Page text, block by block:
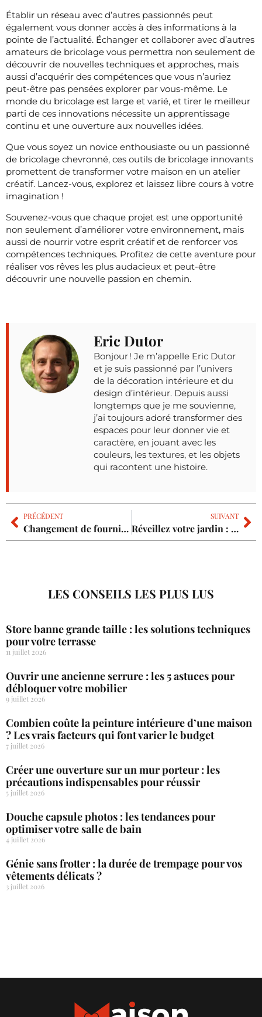
Établir un réseau avec d’autres passionnés peut
également vous donner accès à des informations à la
pointe de l’actualité. Échanger et collaborer avec d’autres
amateurs de bricolage vous permettra non seulement de
découvrir de nouvelles techniques et approches, mais
aussi d’acquérir des compétences que vous n’auriez
peut-être pas pensées explorer par vous-même. Le
monde du bricolage est large et varié, et tirer le meilleur
parti de ces innovations nécessite un apprentissage
continu et une ouverture aux nouvelles idées.
Que vous soyez un novice enthousiaste ou un passionné
de bricolage chevronné, ces outils de bricolage innovants
promettent de transformer votre maison en un atelier
créatif. Lancez-vous, explorez et laissez libre cours à votre
imagination !
Souvenez-vous que chaque projet est une opportunité
non seulement d’améliorer votre environnement, mais
aussi de nourrir votre esprit créatif et de renforcer vos
compétences techniques. Profitez de cette aventure pour
réaliser vos rêves les plus audacieux et peut-être
découvrir une nouvelle passion en chemin.
Eric Dutor
Bonjour ! Je m’appelle Eric Dutor
et je suis passionné par l’univers
de la décoration intérieure et du
design d’intérieur. Depuis aussi
longtemps que je me souvienne,
j’ai toujours adoré transformer des
espaces pour leur donner vie et
caractère, en jouant avec les
couleurs, les textures, et les objets
qui racontent une histoire.
PRÉCÉDENT
Changement de fournisseur d’électricité : trouvez le meilleur rapport qualité-prix !
SUIVANT
Réveillez votre jardin : secrets d’une pelouse éclatante au printemps !
LES CONSEILS LES PLUS LUS
Store banne grande taille : les solutions techniques
pour votre terrasse
11 juillet 2026
Ouvrir une ancienne serrure : les 5 astuces pour
débloquer votre mobilier
9 juillet 2026
Combien coûte la peinture intérieure d’une maison
? Les vrais facteurs qui font varier le budget
7 juillet 2026
Créer une ouverture sur un mur porteur : les
précautions indispensables pour réussir
5 juillet 2026
Douche capsule photos : les tendances pour
optimiser votre salle de bain
4 juillet 2026
Génie sans frotter : la durée de trempage pour vos
vêtements délicats ?
3 juillet 2026